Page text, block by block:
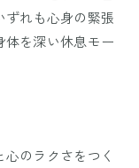
れも心身の緊張
体を深い休息モー
のラクさをつく